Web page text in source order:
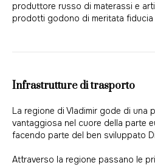
produttore russo di materassi e
prodotti godono di meritata
Infrastrutture di trasporto
La regione di Vladimir gode di una
vantaggiosa nel cuore della parte
facendo parte del ben sviluppato
Attraverso la regione passano le